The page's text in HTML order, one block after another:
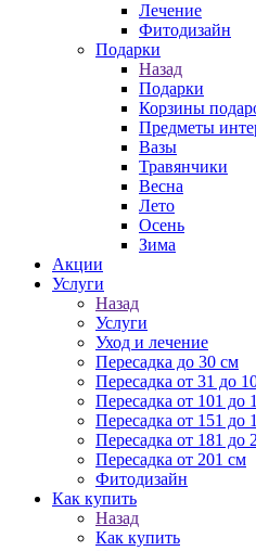
Лечение
Фитодизайн
Подарки
Назад
Подарки
Корзины
Предметы
Вазы
Травянчики
Весна
Лето
Осень
Зима
Акции
Услуги
Назад
Услуги
Уход и лечение
Пересадка до 30 см
Пересадка от 31 до
Пересадка от 101 до
Пересадка от 151 до
Пересадка от 181 до
Пересадка от 201 см
Фитодизайн
Как купить
Назад
Как купить